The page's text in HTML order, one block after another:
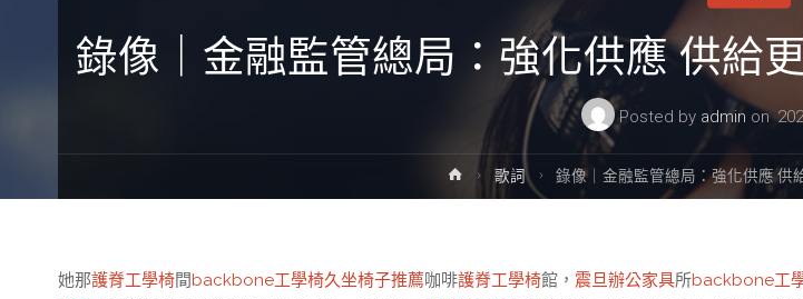
錄像｜金融監管總局：強化供應 供給
Posted by admin on
Home歌詞 錄像｜金融監管總局：強化供應 供
她那護脊工學椅間backbone工學椅久坐椅子推薦咖啡護脊工學椅館， 震旦辦公家具所backbone工